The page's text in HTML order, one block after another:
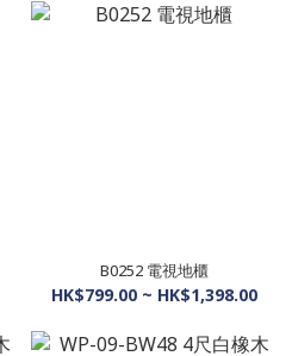
B0252 電視地櫃
HK$799.00 ~ HK$1,398.00